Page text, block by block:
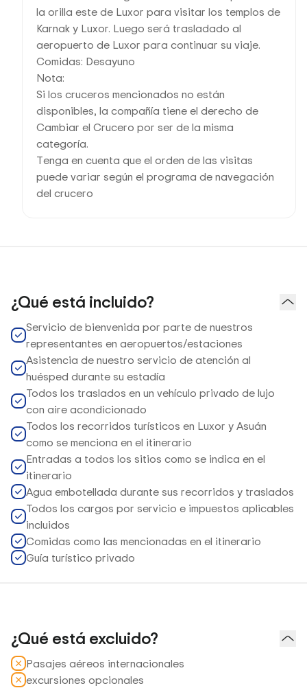
la orilla este de Luxor para visitar los templos de
Karnak y Luxor. Luego será trasladado al
aeropuerto de Luxor para continuar su viaje.
Comidas: Desayuno
Nota:
Si los cruceros mencionados no están
disponibles, la compañía tiene el derecho de
Cambiar el Crucero por ser de la misma
categoría.
Tenga en cuenta que el orden de las visitas
puede variar según el programa de navegación
del crucero
¿Qué está incluido?
Servicio de bienvenida por parte de nuestros
representantes en aeropuertos/estaciones
Asistencia de nuestro servicio de atención al
huésped durante su estadía
Todos los traslados en un vehículo privado de lujo
con aire acondicionado
Todos los recorridos turísticos en Luxor y Asuán
como se menciona en el itinerario
Entradas a todos los sitios como se indica en el
itinerario
Agua embotellada durante sus recorridos y traslados
Todos los cargos por servicio e impuestos aplicables
incluidos
Comidas como las mencionadas en el itinerario
Guía turístico privado
¿Qué está excluido?
Pasajes aéreos internacionales
excursiones opcionales